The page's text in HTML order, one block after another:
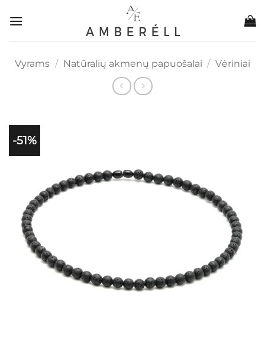
Vyrams / Natūralių akmenų papuošalai / Vėriniai
-51%